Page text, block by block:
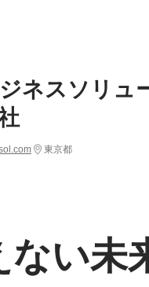
ネスソリュ
東京都
い未